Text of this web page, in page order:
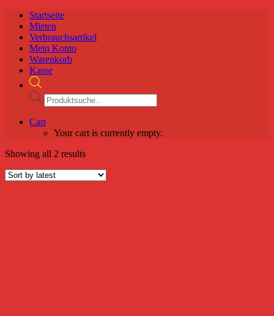
Startseite
Mieten
Verbrauchsartikel
Mein Konto
Warenkorb
Kasse
Products
search
Cart
Your cart is currently empty.
Showing all 2 results